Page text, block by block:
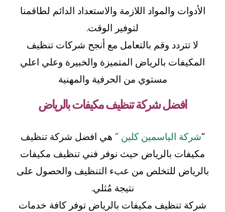
الأدوات والمواد اللازمة والاستعداد الدائم لطاقمنا
لتوفير الوقت.
لا تتردد وقم بالتعامل مع أنجح شركات تنظيف
المكيفات بالرياض المتميزة والخبيرة وعلي اعلي
مستوي من الحرفية والمهنية
افضل شركة تنظيف مكيفات بالرياض
“شركة الياسمين كلين ” هي افضل شركة تنظيف
مكيفات بالرياض حيث نوفر فني تنظيف مكيفات
بالرياض للتخلص من عبء التنظيف والحصول على
نتيجة مُثلي.
شركة تنظيف مكيفات بالرياض توفر كافة خدمات